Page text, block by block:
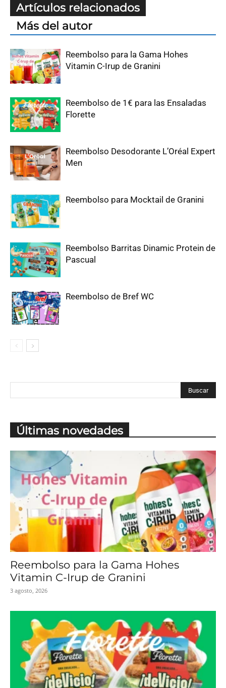
Artículos relacionados
Más del autor
Reembolso para la Gama Hohes
Vitamin C-Irup de Granini
Reembolso de 1€ para las Ensaladas
Florette
Reembolso Desodorante L’Oréal Expert
Men
Reembolso para Mocktail de Granini
Reembolso Barritas Dinamic Protein de
Pascual
Reembolso de Bref WC
Últimas novedades
Reembolso para la Gama Hohes
Vitamin C-Irup de Granini
3 agosto, 2026